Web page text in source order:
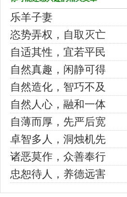
乐羊子妻
恣势弄权，自取灭亡
自适其性，宜若平民
自然真趣，闲静可得
自然造化，智巧不及
自然人心，融和一体
自薄而厚，先严后宽
卓智多人，洞烛机先
诸恶莫作，众善奉行
忠恕待人，养德远害